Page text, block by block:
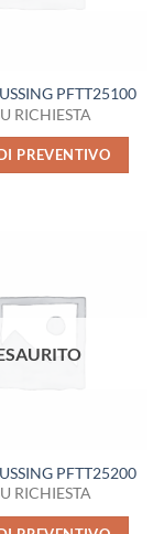
PFTT25100
RICHIESTA
PREVENTIVO
PFTT25200
RICHIESTA